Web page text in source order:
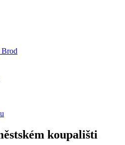
koupališti